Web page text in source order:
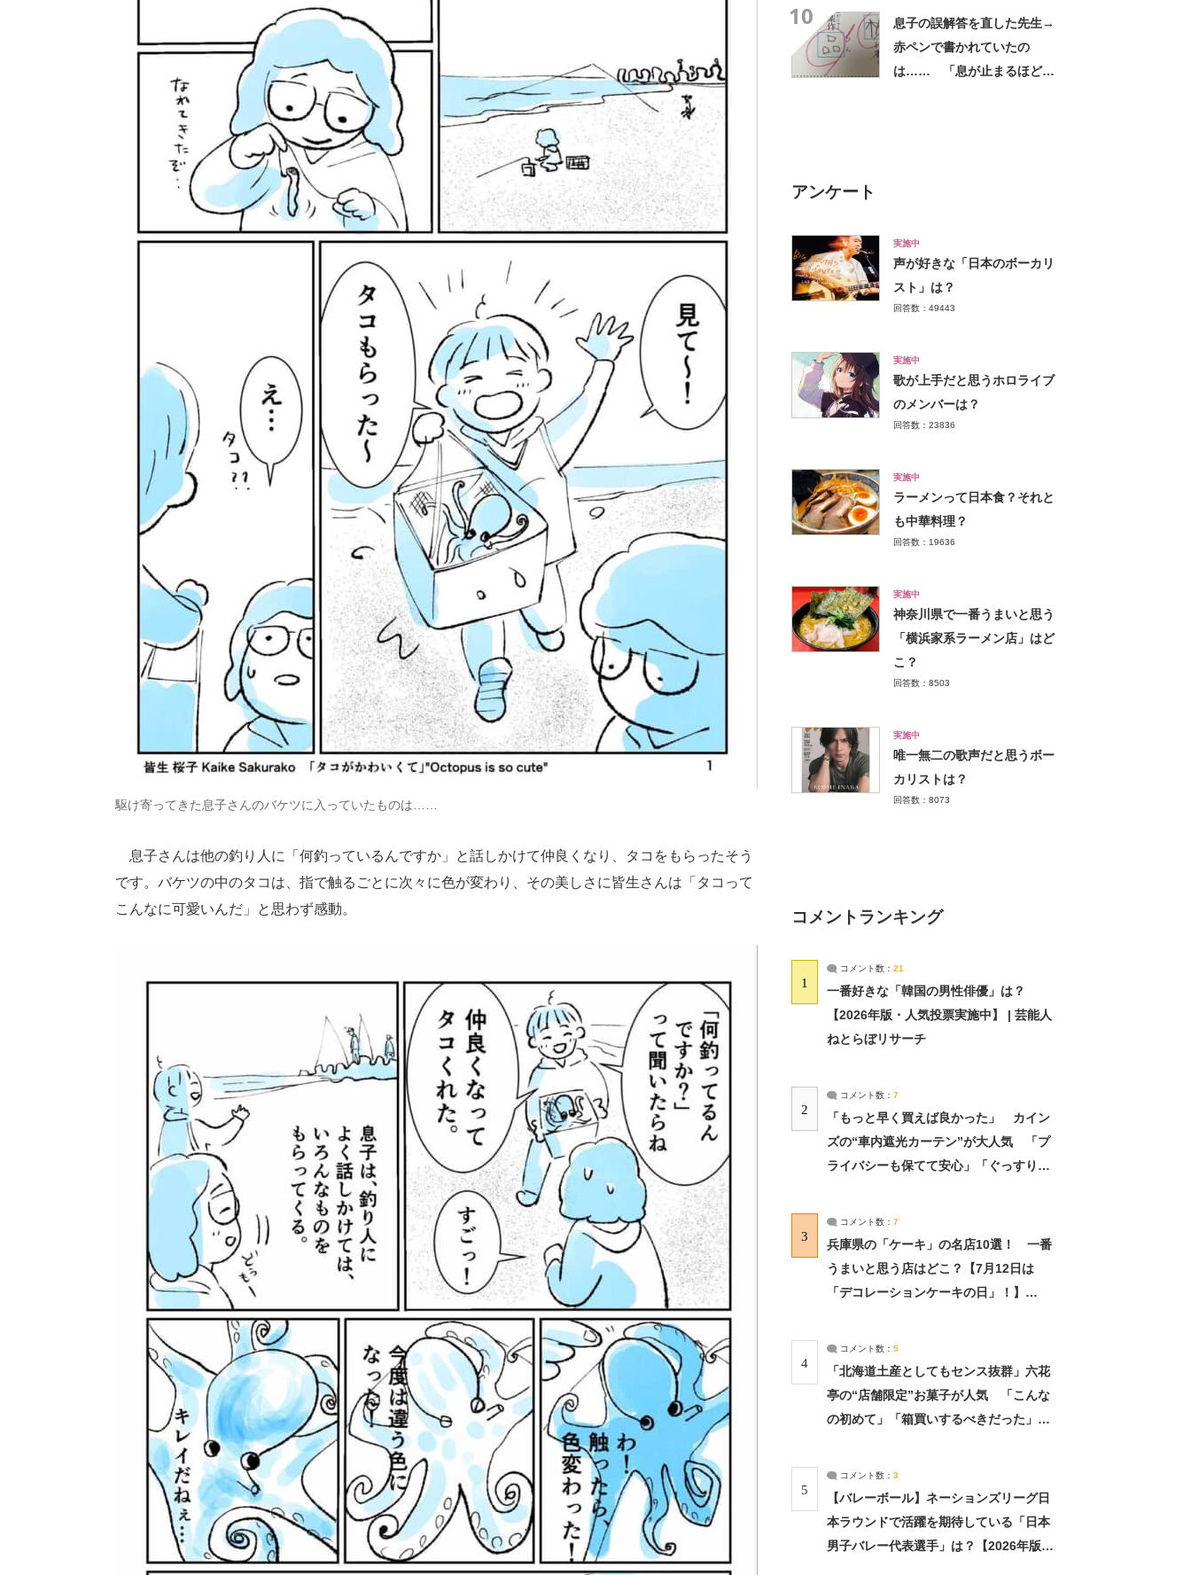
駆け寄ってきた息子さんのバケツに入っていたものは……
息子さんは他の釣り人に「何釣っているんですか」と話しかけて仲良くなり、タコをもらったそう
です。バケツの中のタコは、指で触るごとに次々に色が変わり、その美しさに皆生さんは「タコって
こんなに可愛いんだ」と思わず感動。
10
息子の誤解答を直した先生→
赤ペンで書かれていたの
は…… 「息が止まるほど笑
アンケート
実施中
声が好きな「日本のボーカリ
スト」は？
回答数：49443
実施中
歌が上手だと思うホロライブ
のメンバーは？
回答数：23836
実施中
ラーメンって日本食？それと
も中華料理？
回答数：19636
実施中
神奈川県で一番うまいと思う
「横浜家系ラーメン店」はど
こ？
回答数：8503
実施中
唯一無二の歌声だと思うボー
カリストは？
回答数：8073
コメントランキング
1
コメント数： 21
一番好きな「韓国の男性俳優」は？
【2026年版・人気投票実施中】 | 芸能人
ねとらぼリサーチ
2
コメント数： 7
「もっと早く買えば良かった」 カイン
ズの“車内遮光カーテン”が大人気 「プ
ライバシーも保てて安心」「ぐっすり眠
3
コメント数： 7
兵庫県の「ケーキ」の名店10選！ 一番
うまいと思う店はどこ？【7月12日は
「デコレーションケーキの日」！】
4
コメント数： 5
「北海道土産としてもセンス抜群」六花
亭の“店舗限定”お菓子が人気 「こんな
の初めて」「箱買いするべきだった」
5
コメント数： 3
【バレーボール】ネーションズリーグ日
本ラウンドで活躍を期待している「日本
男子バレー代表選手」は？【2026年版・